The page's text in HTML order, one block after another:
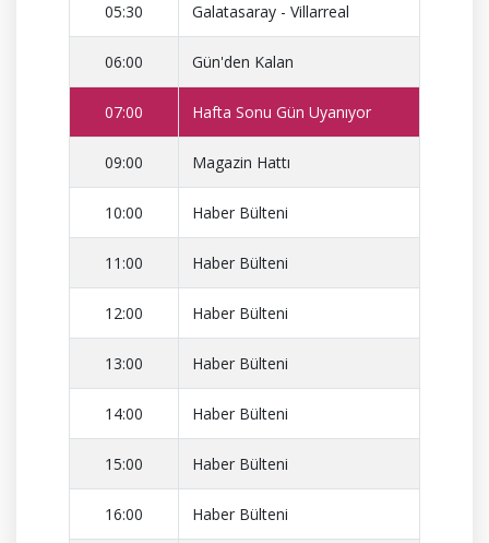
05:30 Galatasaray - Villarreal
06:00 Gün'den Kalan
07:00 Hafta Sonu Gün Uyanıyor
09:00 Magazin Hattı
10:00 Haber Bülteni
11:00 Haber Bülteni
12:00 Haber Bülteni
13:00 Haber Bülteni
14:00 Haber Bülteni
15:00 Haber Bülteni
16:00 Haber Bülteni